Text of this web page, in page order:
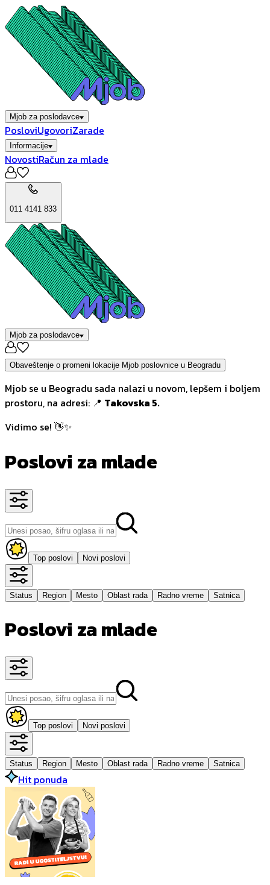
Mjob za poslodavce
PosloviUgovoriZarade
Informacije
NovostiRačun za mlade
011 4141 833
Mjob za poslodavce
Obaveštenje o promeni lokacije Mjob poslovnice u Beogradu
Mjob se u Beogradu sada nalazi u novom, lepšem i boljem
prostoru, na adresi: 📍 Takovska 5.
Vidimo se! 👋✨
Poslovi za mlade
Top poslovi Novi poslovi
Status Region Mesto Oblast rada Radno vreme Satnica
Poslovi za mlade
Top poslovi Novi poslovi
Status Region Mesto Oblast rada Radno vreme Satnica
Hit ponuda